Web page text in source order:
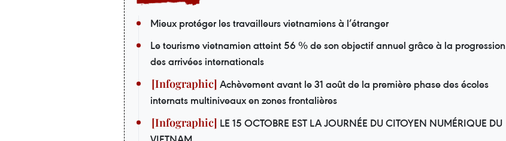
Mieux protéger les travailleurs vietnamiens à l’étranger
Le tourisme vietnamien atteint 56 % de son objectif annuel grâce à la progression
des arrivées internationals
Achèvement avant le 31 août de la première phase des écoles
internats multiniveaux en zones frontalières
LE 15 OCTOBRE EST LA JOURNÉE DU CITOYEN NUMÉRIQUE DU